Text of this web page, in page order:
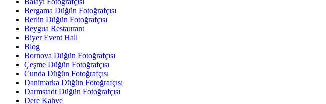
Bergama Düğün Fotoğrafçısı
Berlin Düğün Fotoğrafçısı
Beygua Restaurant
Biyer Event Hall
Blog
Bornova Düğün Fotoğrafçısı
Çeşme Düğün Fotoğrafçısı
Cunda Düğün Fotoğrafçısı
Danimarka Düğün Fotoğrafçısı
Darmstadt Düğün Fotoğrafçısı
Dere Kahve